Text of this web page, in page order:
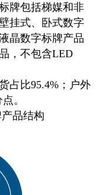
牌包括梯媒和非
挂式、卧式数字
晶数字标牌产品
，不包含LED
占比95.4%；户外
。
产品结构